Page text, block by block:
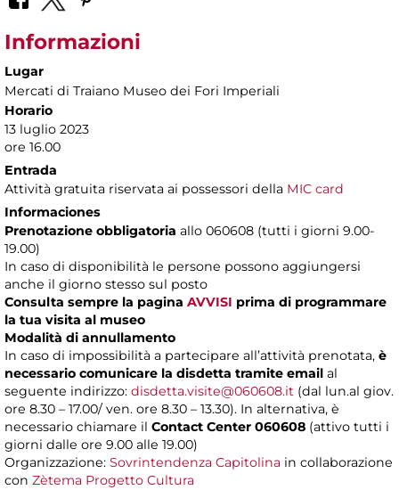
Informazioni
Lugar
Mercati di Traiano Museo dei Fori Imperiali
Horario
13 luglio 2023
ore 16.00
Entrada
Attività gratuita riservata ai possessori della MIC card
Informaciones
Prenotazione obbligatoria allo 060608 (tutti i giorni 9.00-
19.00)
In caso di disponibilità le persone possono aggiungersi
anche il giorno stesso sul posto
Consulta sempre la pagina AVVISI prima di programmare
la tua visita al museo
Modalità di annullamento
In caso di impossibilità a partecipare all’attività prenotata, è
necessario comunicare la disdetta tramite email al
seguente indirizzo: disdetta.visite@060608.it (dal lun.al giov.
ore 8.30 – 17.00/ ven. ore 8.30 – 13.30). In alternativa, è
necessario chiamare il Contact Center 060608 (attivo tutti i
giorni dalle ore 9.00 alle 19.00)
Organizzazione: Sovrintendenza Capitolina in collaborazione
con Zètema Progetto Cultura